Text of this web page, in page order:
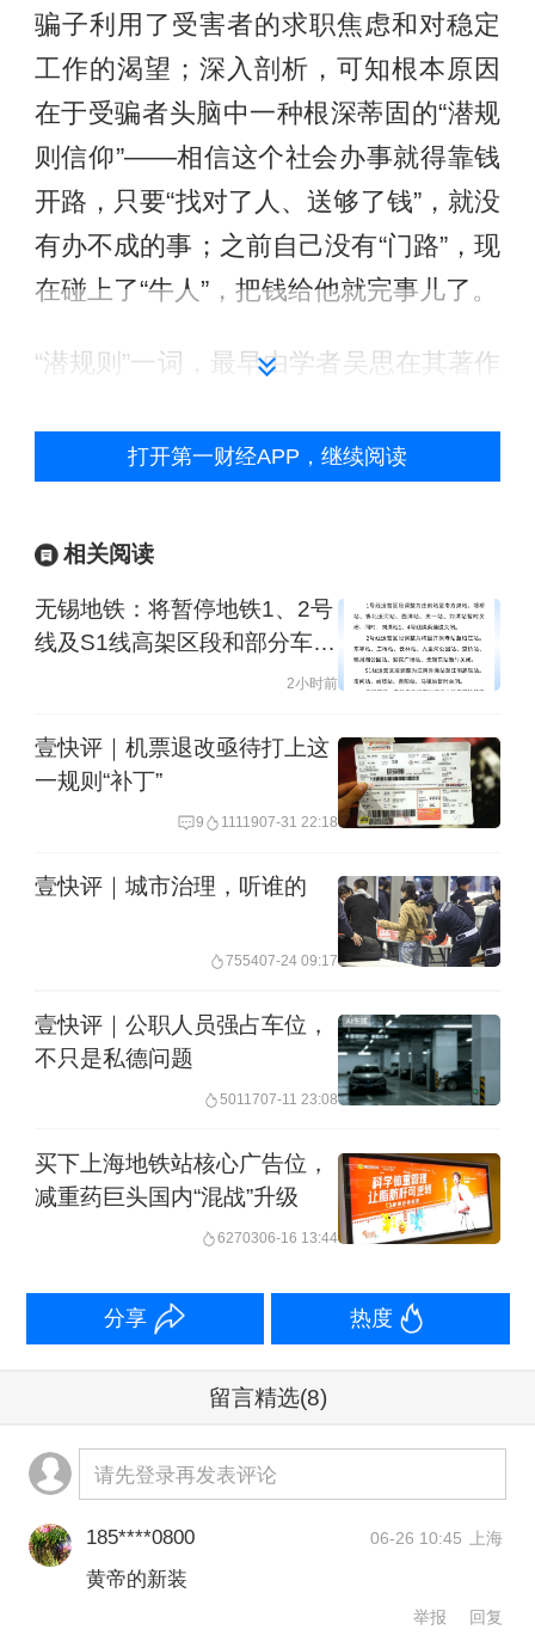
骗子利用了受害者的求职焦虑和对稳定
工作的渴望；深入剖析，可知根本原因
在于受骗者头脑中一种根深蒂固的“潜规
则信仰”——相信这个社会办事就得靠钱
开路，只要“找对了人、送够了钱”，就没
有办不成的事；之前自己没有“门路”，现
在碰上了“牛人”，把钱给他就完事儿了。
“潜规则”一词，最早由学者吴思在其著作
提出，用以描述那些在正式规则背后实
易、人情勾兑、圈子文化，都是潜规则
同。在漫长的历史中，这种幽暗的运作
逻辑确实存在，甚至在某些时期和领域
依然没有完全消散。一些人将潜规则奉
为圭臬，遇事第一反应不是走正规渠
但既然是“潜规则”，顾名思义，它是见不
得光的，是为法律和公序良俗所不容
的，是应该抵制和摒弃的。信奉此道
者，如果侥幸获得一些好处，也不好为
外人道；假如不幸吃了亏，就更是可怜
人，不仅钱财受损，还因自身动机不纯
而沦为坊间笑柄。
这两起诈骗案撕开了一个沉重的社会真
相：当“潜规则信仰”深入骨髓时，人就会
像自服了一剂迷魂药，主动为骗子的谎
骗子要做的，只是扮演那个手握资源
的“关键人物”，然后坐等上钩者乖乖送
钱。换言之，不是骗子太高明，而是受
打开第一财经APP，继续阅读
相关阅读
无锡地铁：将暂停地铁1、2号
线及S1线高架区段和部分车站
2小时前
壹快评｜机票退改亟待打上这
一规则“补丁”
9 1111907-31 22:18
壹快评｜城市治理，听谁的
755407-24 09:17
壹快评｜公职人员强占车位，
不只是私德问题
5011707-11 23:08
买下上海地铁站核心广告位，
减重药巨头国内“混战”升级
6270306-16 13:44
分享 热度
留言精选(8)
请先登录再发表评论
185****0800 06-26 10:45 上海
黄帝的新装
举报 回复